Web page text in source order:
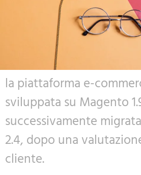
la piattaforma e-
sviluppata su Magento
successivamente
2.4, dopo una
cliente.